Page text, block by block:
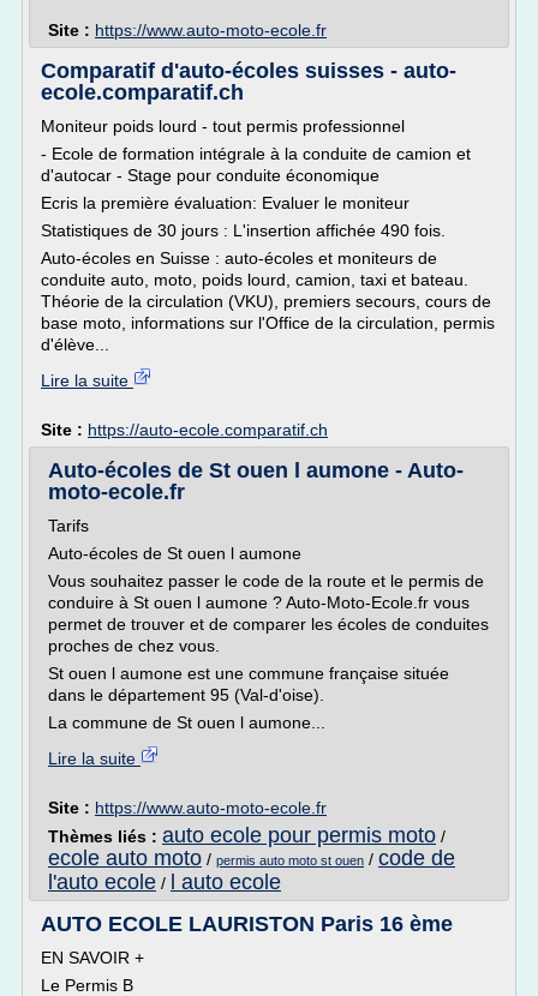
Site : https://www.auto-moto-ecole.fr
Comparatif d'auto-écoles suisses - auto-
ecole.comparatif.ch
Moniteur poids lourd - tout permis professionnel
- Ecole de formation intégrale à la conduite de camion et
d'autocar - Stage pour conduite économique
Ecris la première évaluation: Evaluer le moniteur
Statistiques de 30 jours : L'insertion affichée 490 fois.
Auto-écoles en Suisse : auto-écoles et moniteurs de
conduite auto, moto, poids lourd, camion, taxi et bateau.
Théorie de la circulation (VKU), premiers secours, cours de
base moto, informations sur l'Office de la circulation, permis
d'élève...
Lire la suite
Site : https://auto-ecole.comparatif.ch
Auto-écoles de St ouen l aumone - Auto-
moto-ecole.fr
Tarifs
Auto-écoles de St ouen l aumone
Vous souhaitez passer le code de la route et le permis de
conduire à St ouen l aumone ? Auto-Moto-Ecole.fr vous
permet de trouver et de comparer les écoles de conduites
proches de chez vous.
St ouen l aumone est une commune française située
dans le département 95 (Val-d'oise).
La commune de St ouen l aumone...
Lire la suite
Site : https://www.auto-moto-ecole.fr
Thèmes liés : auto ecole pour permis moto /
ecole auto moto / permis auto moto st ouen / code de
l'auto ecole /
l auto ecole
AUTO ECOLE LAURISTON Paris 16 ème
EN SAVOIR +
Le Permis B